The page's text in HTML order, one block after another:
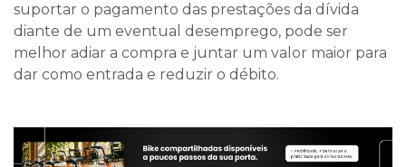
suportar o pagamento das prestações da dívida
diante de um eventual desemprego, pode ser
melhor adiar a compra e juntar um valor maior para
dar como entrada e reduzir o débito.